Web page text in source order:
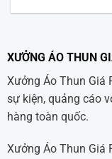
XƯỞNG ÁO THUN
Xưởng Áo Thun Giá
sự kiện, quảng cáo
hàng toàn quốc.
Xưởng Áo Thun Giá